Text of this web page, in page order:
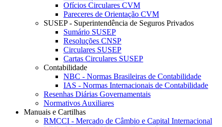
Ofícios Circulares CVM
Pareceres de Orientação CVM
SUSEP - Superintendência de Seguros Privados
Sumário SUSEP
Resoluções CNSP
Circulares SUSEP
Cartas Circulares SUSEP
Contabilidade
NBC - Normas Brasileiras de Contabilidade
IAS - Normas Internacionais de Contabilidade
Resenhas Diárias Governamentais
Normativos Auxiliares
Manuais e Cartilhas
RMCCI - Mercado de Câmbio e Capital Internacional